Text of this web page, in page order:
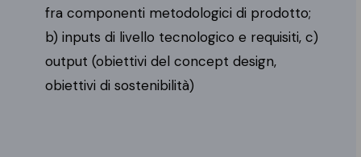
fra componenti metodologici di prodotto;
b) inputs di livello tecnologico e requisiti, c)
output (obiettivi del concept design,
obiettivi di sostenibilità)